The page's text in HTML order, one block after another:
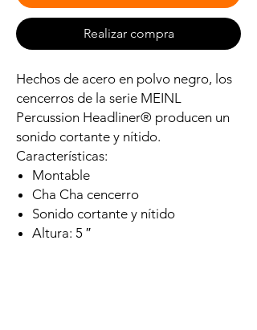
Realizar compra
Hechos de acero en polvo negro, los
cencerros de la serie MEINL
Percussion Headliner® producen un
sonido cortante y nítido.
Características:
Montable
Cha Cha cencerro
Sonido cortante y nítido
Altura: 5 ″